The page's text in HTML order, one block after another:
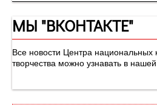
МЫ "ВКОНТАКТЕ"
Все новости Центра национальных
творчества можно узнавать в